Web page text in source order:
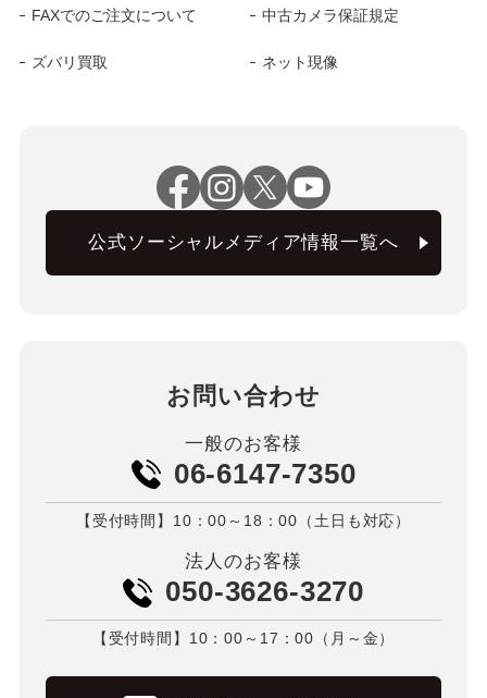
FAXでのご注文について 中古カメラ保証規定
ズバリ買取 ネット現像
公式ソーシャルメディア情報一覧へ
お問い合わせ
一般のお客様
06-6147-7350
【受付時間】10：00～18：00（土日も対応）
法人のお客様
050-3626-3270
【受付時間】10：00～17：00（月～金）